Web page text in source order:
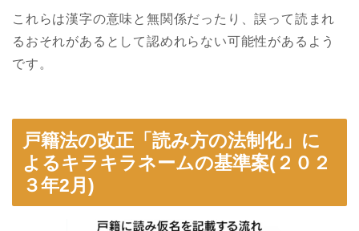
これらは漢字の意味と無関係だったり、誤って読まれ
るおそれがあるとして認めれらない可能性があるよう
です。
戸籍法の改正「読み方の法制化」に
よるキラキラネームの基準案(２０２
３年2月)